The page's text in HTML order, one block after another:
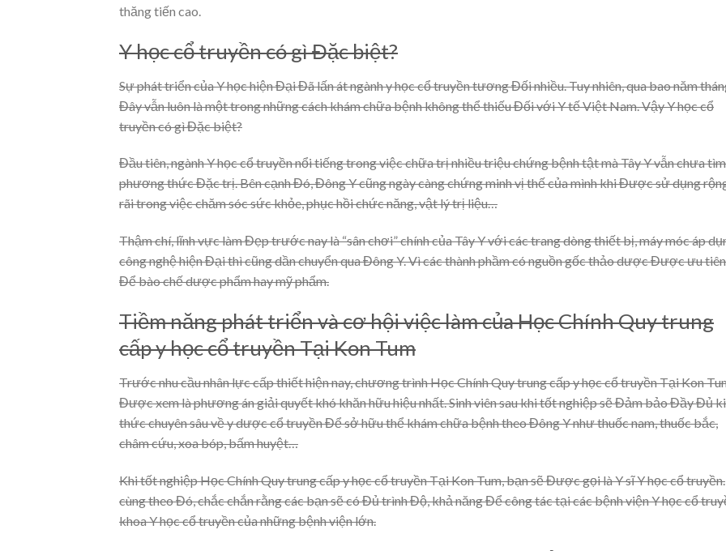
thăng tiến cao.
Y học cổ truyền có gì Đặc biệt?
Sự phát triển của Y học hiện Đại Đã lấn át ngành y học cổ truyền tương Đối nhiều. Tuy nhiên, qua bao năm
Đây vẫn luôn là một trong những cách khám chữa bệnh không thể thiếu Đối với Y tế Việt Nam. Vậy Y học cổ
truyền có gì Đặc biệt?
Đầu tiên, ngành Y học cổ truyền nổi tiếng trong việc chữa trị nhiều triệu chứng bệnh tật mà Tây Y vẫn chưa
phương thức Đặc trị. Bên cạnh Đó, Đông Y cũng ngày càng chứng minh vị thế của mình khi Được sử dụng
rãi trong việc chăm sóc sức khỏe, phục hồi chức năng, vật lý trị liệu…
Thậm chí, lĩnh vực làm Đẹp trước nay là “sân chơi” chính của Tây Y với các trang dòng thiết bị, máy móc áp
công nghệ hiện Đại thì cũng dần chuyển qua Đông Y. Vì các thành phầm có nguồn gốc thảo dược Được ưu tiên
Để bào chế dược phẩm hay mỹ phẩm.
Tiềm năng phát triển và cơ hội việc làm của Học Chính Quy trung
cấp y học cổ truyền Tại Kon Tum
Trước nhu cầu nhân lực cấp thiết hiện nay, chương trình Học Chính Quy trung cấp y học cổ truyền Tại Kon
Được xem là phương án giải quyết khó khăn hữu hiệu nhất. Sinh viên sau khi tốt nghiệp sẽ Đảm bảo Đầy Đủ
thức chuyên sâu về y dược cổ truyền Để sở hữu thể khám chữa bệnh theo Đông Y như thuốc nam, thuốc bắc,
châm cứu, xoa bóp, bấm huyệt…
Khi tốt nghiệp Học Chính Quy trung cấp y học cổ truyền Tại Kon Tum, bạn sẽ Được gọi là Y sĩ Y học cổ truyền.
cùng theo Đó, chắc chắn rằng các bạn sẽ có Đủ trình Độ, khả năng Để công tác tại các bệnh viện Y học cổ
khoa Y học cổ truyền của những bệnh viện lớn.